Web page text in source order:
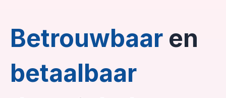
Betrouwbaar en
betaalbaar